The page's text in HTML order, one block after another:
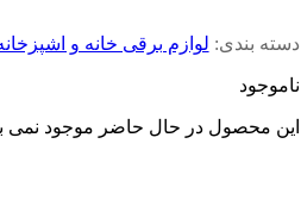
دسته بندی: لوازم برقی خانه و
ناموجود
این محصول در حال حاضر موجود نمی